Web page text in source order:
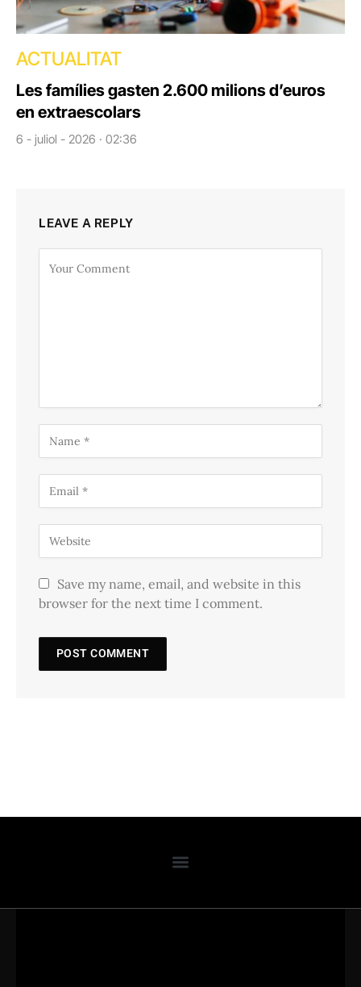
ACTUALITAT
Les famílies gasten 2.600 milions d’euros
en extraescolars
6 - juliol - 2026 · 02:36
LEAVE A REPLY
Save my name, email, and website in this
browser for the next time I comment.